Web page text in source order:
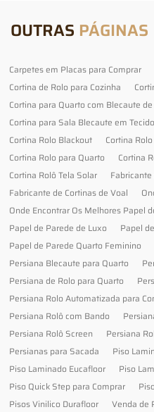
OUTRAS PÁGINAS
Carpetes em Placas para Comprar
Cortina de Rolo para Cozinha
Cortina para Quarto com Blecaute de
Cortina para Sala Blecaute em Tecido
Cortina Rolo Blackout
Cortina
Cortina Rolo para Quarto
Cortina
Cortina Rolô Tela Solar
Fabricante de Cortinas de Voal
Onde Encontrar Os Melhores Papel
Papel de Parede de Luxo
Papel
Papel de Parede Quarto Feminino
Persiana Blecaute para Quarto
Persiana de Rolo para Quarto
Persiana Rolo Automatizada para
Persiana Rolô com Bando
Persiana Rolô Screen
Persiana
Persianas para Sacada
Piso
Piso Laminado Eucafloor
Piso
Piso Quick Step para Comprar
Pisos Vinilico Durafloor
Venda de